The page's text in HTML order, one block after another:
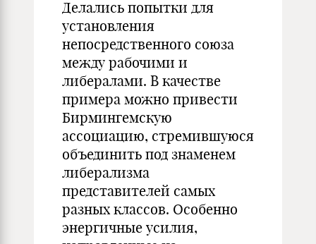
Делались попытки для
установления
непосредственного союза
между рабочими и
либералами. В качестве
примера можно привести
Бирмингемскую
ассоциацию, стремившуюся
объединить под знаменем
либерализма
представителей самых
разных классов. Особенно
энергичные усилия,